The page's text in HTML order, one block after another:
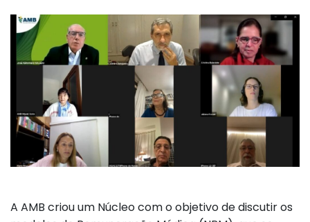
A AMB criou um Núcleo com o objetivo de discutir os